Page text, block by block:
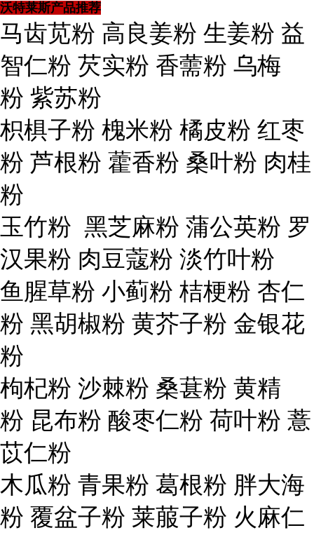
沃特莱斯产品推荐
马齿苋粉 高良姜粉 生姜粉 益
智仁粉 芡实粉 香薷粉 乌梅
粉 紫苏粉
枳椇子粉 槐米粉 橘皮粉 红枣
粉 芦根粉 藿香粉 桑叶粉 肉桂
粉
玉竹粉 黑芝麻粉 蒲公英粉 罗
汉果粉 肉豆蔻粉 淡竹叶粉
鱼腥草粉 小蓟粉 桔梗粉 杏仁
粉 黑胡椒粉 黄芥子粉 金银花
粉
枸杞粉 沙棘粉 桑葚粉 黄精
粉 昆布粉 酸枣仁粉 荷叶粉 薏
苡仁粉
木瓜粉 青果粉 葛根粉 胖大海
粉 覆盆子粉 莱菔子粉 火麻仁